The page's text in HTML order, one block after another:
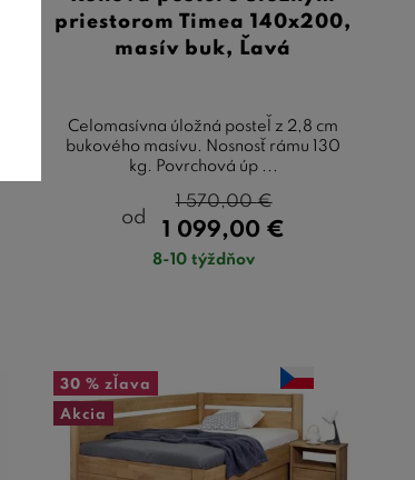
priestorom Timea 140x200,
masív buk, Ľavá
Celomasívna úložná posteľ z 2,8 cm
bukového masívu. Nosnosť rámu 130
kg. Povrchová úp ...
od
1 099,00 €
1 570,00€
8-10 týždňov
30 % zľava
Akcia